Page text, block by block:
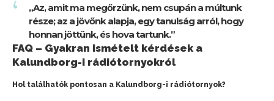
„Az, amit ma megőrzünk, nem csupán a múltunk
része; az a jövőnk alapja, egy tanulság arról, hogy
honnan jöttünk, és hova tartunk.”
FAQ – Gyakran ismételt kérdések a
Kalundborg-i rádiótornyokról
Hol találhatók pontosan a Kalundborg-i rádiótornyok?